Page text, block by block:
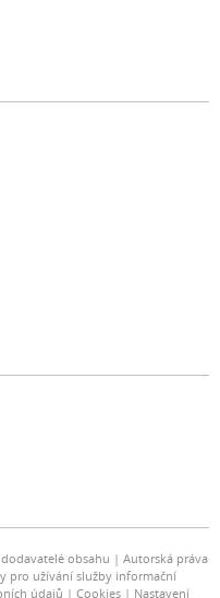
dodavatelé obsahu
Autorská práva
pro užívání služby informační
údajů Cookies Nastavení